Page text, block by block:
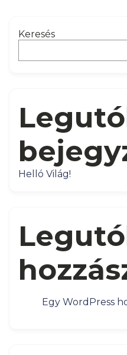
Keresés
Helló Világ!
Egy WordPress